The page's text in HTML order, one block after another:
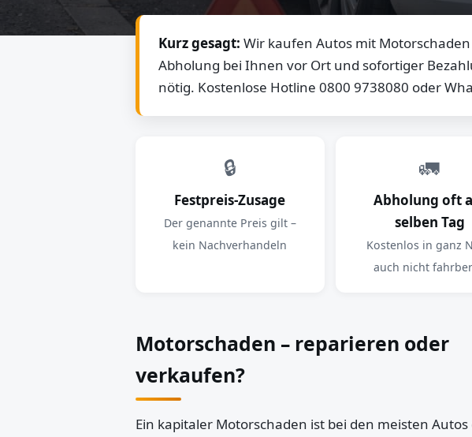
Kurz gesagt: Wir kaufen Autos mit
Abholung bei Ihnen vor Ort und sofortiger
nötig. Kostenlose Hotline 0800 9738080 oder
🔒
Festpreis-Zusage
Der genannte Preis gilt –
kein Nachverhandeln
🚛
Abholung oft
selben Tag
Kostenlos in ganz
auch nicht
Motorschaden – reparieren oder
verkaufen?
Ein kapitaler Motorschaden ist bei den meisten Autos